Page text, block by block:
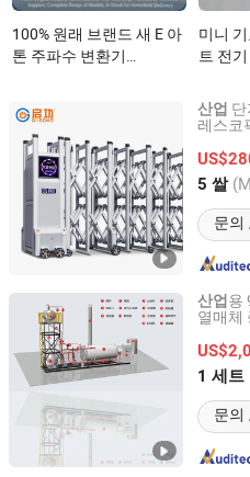
100% 원래 브랜드 새 E 아
톤 주파수 변환기
VFD 인버터이(가) 무엇인
가요?
미니
트 전
요?
산업
레스코
5 쌀
문의
Guangdong Qigong Industrial
Guangdong, China
산업 용
열매체
1 세트
문의
Jiangsu Hai De Li Thermal
Manufacturing Co., Ltd.
Jiangsu, China